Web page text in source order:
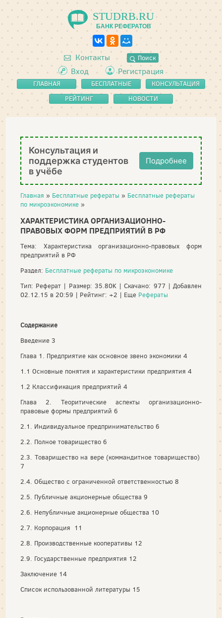
STUDRB.RU
БАНК РЕФЕРАТОВ
Контакты Поиск
Вход Регистрация
ГЛАВНАЯ
БЕСПЛАТНЫЕ
РЕФЕРАТЫ
КОНСУЛЬТАЦИЯ
РЕЙТИНГ
НОВОСТИ
Консультация и
поддержка студентов
в учёбе
Подробнее
Главная » Бесплатные рефераты » Бесплатные рефераты
по микроэкономике »
ХАРАКТЕРИСТИКА ОРГАНИЗАЦИОННО-
ПРАВОВЫХ ФОРМ ПРЕДПРИЯТИЙ В РФ
Тема: Характеристика организационно-правовых форм
предприятий в РФ
Раздел: Бесплатные рефераты по микроэкономике
Тип: Реферат | Размер: 35.80K | Скачано: 977 | Добавлен
02.12.15 в 20:59 | Рейтинг: +2 | Еще Рефераты
Содержание
Введение 3
Глава 1. Предприятие как основное звено экономики 4
1.1 Основные понятия и характеристики предприятия 4
1.2 Классификация предприятий 4
Глава 2. Теоритические аспекты организационно-
правовые формы предприятий 6
2.1. Индивидуальное предпринимательство 6
2.2. Полное товарищество 6
2.3. Товарищество на вере (коммандитное товарищество)
7
2.4. Общество с ограниченной ответственностью 8
2.5. Публичные акционерные общества 9
2.6. Непубличные акционерные общества 10
2.7. Корпорация 11
2.8. Производственные кооперативы 12
2.9. Государственные предприятия 12
Заключение 14
Список использованной литературы 15